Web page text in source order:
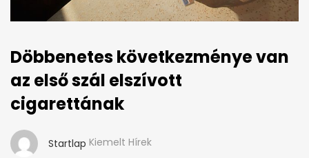
Döbbenetes következménye van
az első szál elszívott
cigarettának
Startlap Kiemelt Hírek